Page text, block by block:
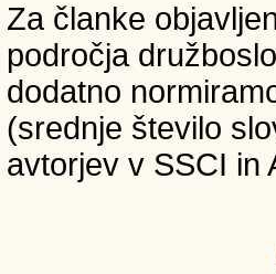
Za članke
področja
dodatno
(srednje število
avtorjev v SSCI in